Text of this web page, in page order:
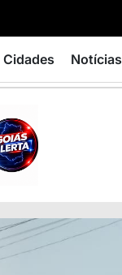
Cidades Notícias